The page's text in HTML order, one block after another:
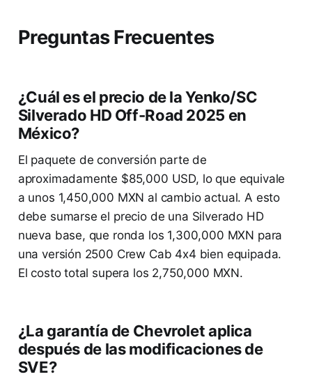
Preguntas Frecuentes
¿Cuál es el precio de la Yenko/SC
Silverado HD Off-Road 2025 en
México?
El paquete de conversión parte de
aproximadamente $85,000 USD, lo que equivale
a unos 1,450,000 MXN al cambio actual. A esto
debe sumarse el precio de una Silverado HD
nueva base, que ronda los 1,300,000 MXN para
una versión 2500 Crew Cab 4x4 bien equipada.
El costo total supera los 2,750,000 MXN.
¿La garantía de Chevrolet aplica
después de las modificaciones de
SVE?